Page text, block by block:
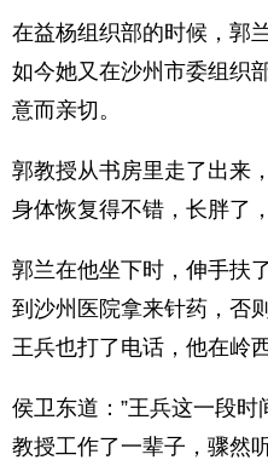
在益杨组织部的时候，郭
如今她又在沙州市委组织
意而亲切。
郭教授从书房里走了出来
身体恢复得不错，长胖了
郭兰在他坐下时，伸手扶
到沙州医院拿来针药，否
王兵也打了电话，他在岭
侯卫东道：”王兵这一段
教授工作了一辈子，骤然